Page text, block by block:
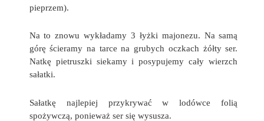
pieprzem).
Na to znowu wykładamy 3 łyżki majonezu. Na samą
górę ścieramy na tarce na grubych oczkach żółty ser.
Natkę pietruszki siekamy i posypujemy cały wierzch
sałatki.
Sałatkę najlepiej przykrywać w lodówce folią
spożywczą, ponieważ ser się wysusza.